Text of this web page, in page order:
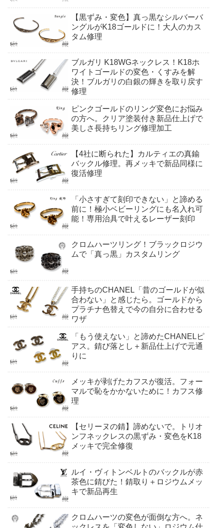
【黒ずみ・変色】真っ黒なシルバーバ
ングルがK18ゴールドに！大人のカス
タム修理
ブルガリ K18WGネックレス！K18ホ
ワイトゴールドの変色・くすみを解
決！ブルガリの白銀の輝きを取り戻す
修理
ピンクゴールドのリング変色にお悩み
の方へ。クリア塗装付き新品仕上げで
美しさ長持ちリング修理加工
【4社に断られた】カルティエの真鍮
バックル修理。再メッキで新品同様に
復活修理
「小さすぎて刻印できない」と諦める
前に！極小ベビーリングにも名入れ可
能！専用治具で叶えるレーザー刻印
クロムハーツリング！ブラックロジウ
ムで「真っ黒」カスタムリング
手持ちのCHANEL「昔のゴールドが似
合わない」と感じたら。ゴールドから
プラチナ色替えで今の自分に合わせる
ワザ
「もう使えない」と諦めたCHANELピ
アス。錆び落とし＋新品仕上げで元通
りに
メッキが剥げたカフスが復活。フォー
マルで恥をかかないために！カフス修
理
【セリーヌの錆】諦めないで。トリオ
ンフネックレスの黒ずみ・変色をK18
メッキで完全修復
ルイ・ヴィトンベルトのバックルが赤
茶色に錆びた！錆取り＋ロジウムメッ
キで新品再生
クロムハーツの変色が面倒な方へ。ネ